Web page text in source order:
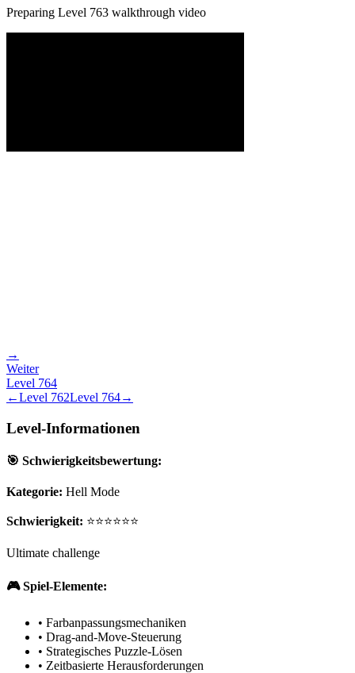
Preparing Level 763 walkthrough video
→
Weiter
Level 764
←Level 762Level 764→
Level-Informationen
🎯 Schwierigkeitsbewertung:
Kategorie: Hell Mode
Schwierigkeit: ⭐⭐⭐⭐⭐⭐
Ultimate challenge
🎮 Spiel-Elemente:
• Farbanpassungsmechaniken
• Drag-and-Move-Steuerung
• Strategisches Puzzle-Lösen
• Zeitbasierte Herausforderungen